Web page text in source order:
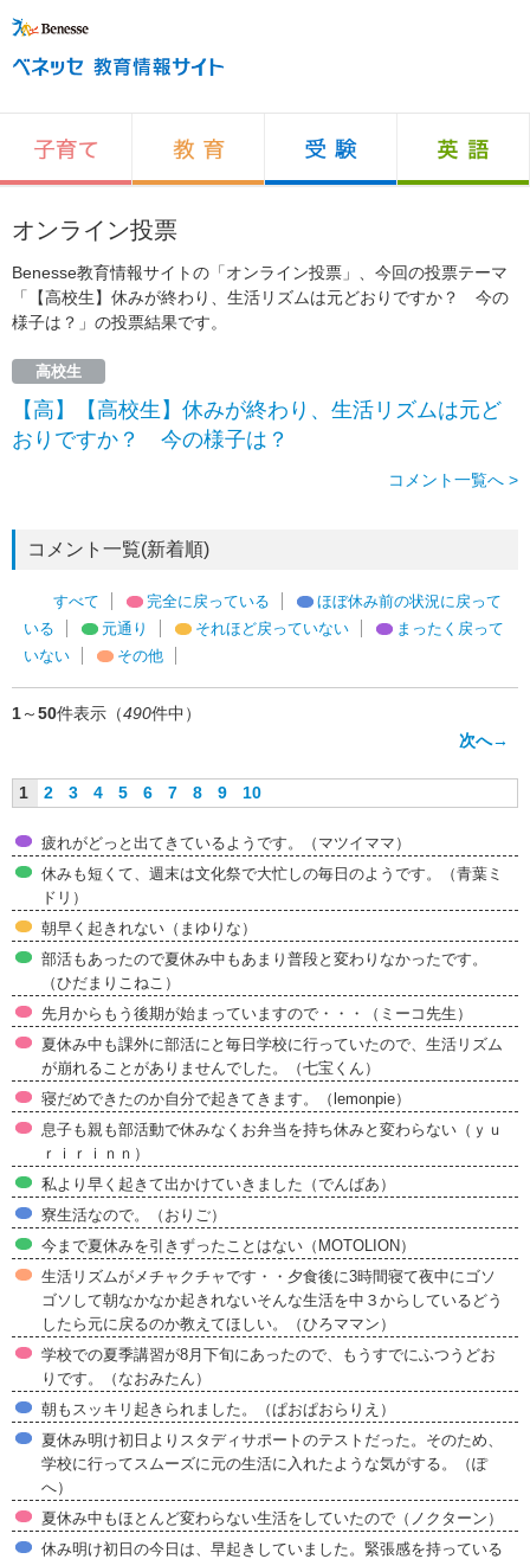
オンライン投票
Benesse教育情報サイトの「オンライン投票」、今回の投票テーマ
「【高校生】休みが終わり、生活リズムは元どおりですか？ 今の
様子は？」の投票結果です。
高校生
【高】【高校生】休みが終わり、生活リズムは元ど
おりですか？ 今の様子は？
コメント一覧へ >
コメント一覧(新着順)
すべて 完全に戻っている
ほぼ休み前の状況に戻って
いる
元通り それほど戻っていない
まったく戻って
いない
その他
1～50件表示（490件中）
次へ→
1 2 3 4 5 6 7 8 9 10
疲れがどっと出てきているようです。（マツイママ）
休みも短くて、週末は文化祭で大忙しの毎日のようです。（青葉ミ
ドリ）
朝早く起きれない（まゆりな）
部活もあったので夏休み中もあまり普段と変わりなかったです。
（ひだまりこねこ）
先月からもう後期が始まっていますので・・・（ミーコ先生）
夏休み中も課外に部活にと毎日学校に行っていたので、生活リズム
が崩れることがありませんでした。（七宝くん）
寝だめできたのか自分で起きてきます。（lemonpie）
息子も親も部活動で休みなくお弁当を持ち休みと変わらない（ｙｕ
ｒｉｒｉｎｎ）
私より早く起きて出かけていきました（でんばあ）
寮生活なので。（おりご）
今まで夏休みを引きずったことはない（MOTOLION）
生活リズムがメチャクチャです・・夕食後に3時間寝て夜中にゴソ
ゴソして朝なかなか起きれないそんな生活を中３からしているどう
したら元に戻るのか教えてほしい。（ひろママン）
学校での夏季講習が8月下旬にあったので、もうすでにふつうどお
りです。（なおみたん）
朝もスッキリ起きられました。（ぱおぱおらりえ）
夏休み明け初日よりスタディサポートのテストだった。そのため、
学校に行ってスムーズに元の生活に入れたような気がする。（ぽ
へ）
夏休み中もほとんど変わらない生活をしていたので（ノクターン）
休み明け初日の今日は、早起きしていました。緊張感を持っている